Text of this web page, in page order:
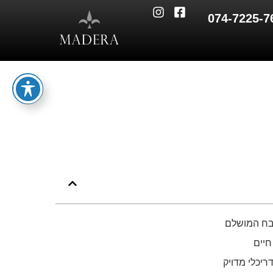
074-7225-
המושלם
מדויק